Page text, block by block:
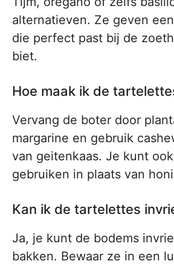
alternatieven. Ze geven
die perfect past bij de
biet.
Hoe maak ik de
Vervang de boter door
margarine en gebruik
van geitenkaas. Je kunt
gebruiken in plaats van
Kan ik de tartelettes
Ja, je kunt de bodems
bakken. Bewaar ze in een